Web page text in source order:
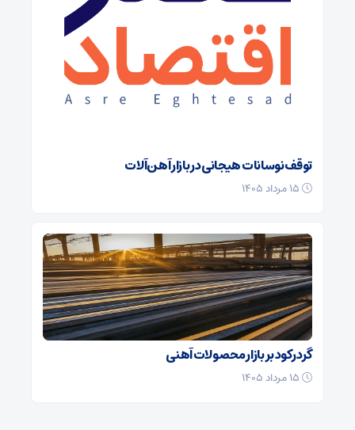
توقف نوسانات هیجانی در بازار آهن‌آلات
گرد رکود بر بازار محصولات آهنی